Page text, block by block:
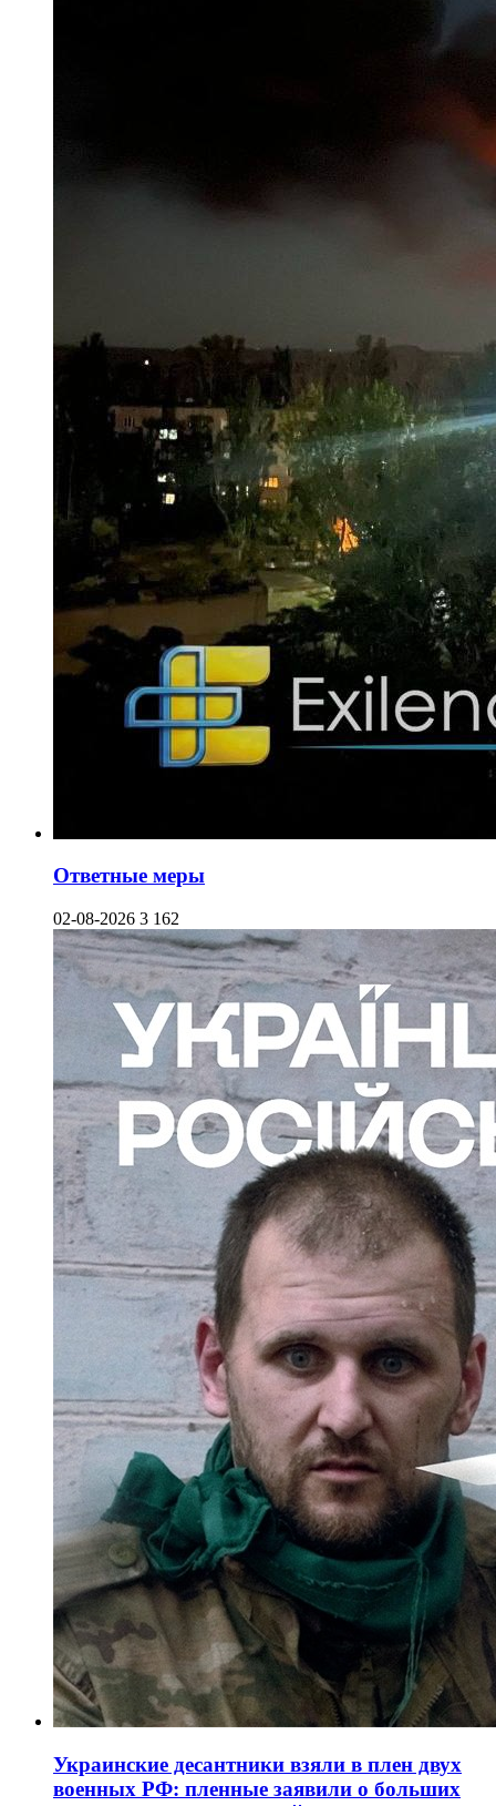
Ответные меры
02-08-2026 3 162
Украинские десантники взяли в плен двух
военных РФ: пленные заявили о больших